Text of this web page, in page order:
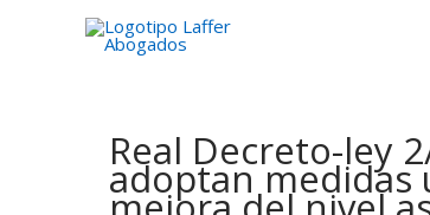
Real Decreto-ley
adoptan medidas